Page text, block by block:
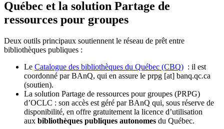
Québec et la solution Partage de
ressources pour groupes
Deux outils principaux soutiennent le réseau de prêt entre
bibliothèques publiques :
Le Catalogue des bibliothèques du Québec (CBQ) : il est
coordonné par BAnQ, qui en assure le prpg [at] banq.qc.ca
(soutien).
La solution Partage de ressources pour groupes (PRPG)
d’OCLC : son accès est géré par BAnQ qui, sous réserve de
disponibilité, en offre gratuitement la licence d’utilisation
aux bibliothèques publiques autonomes du Québec.